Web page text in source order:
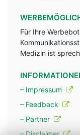
Für Ihre
Medizin ist
– Impressum
– Feedback
– Partner